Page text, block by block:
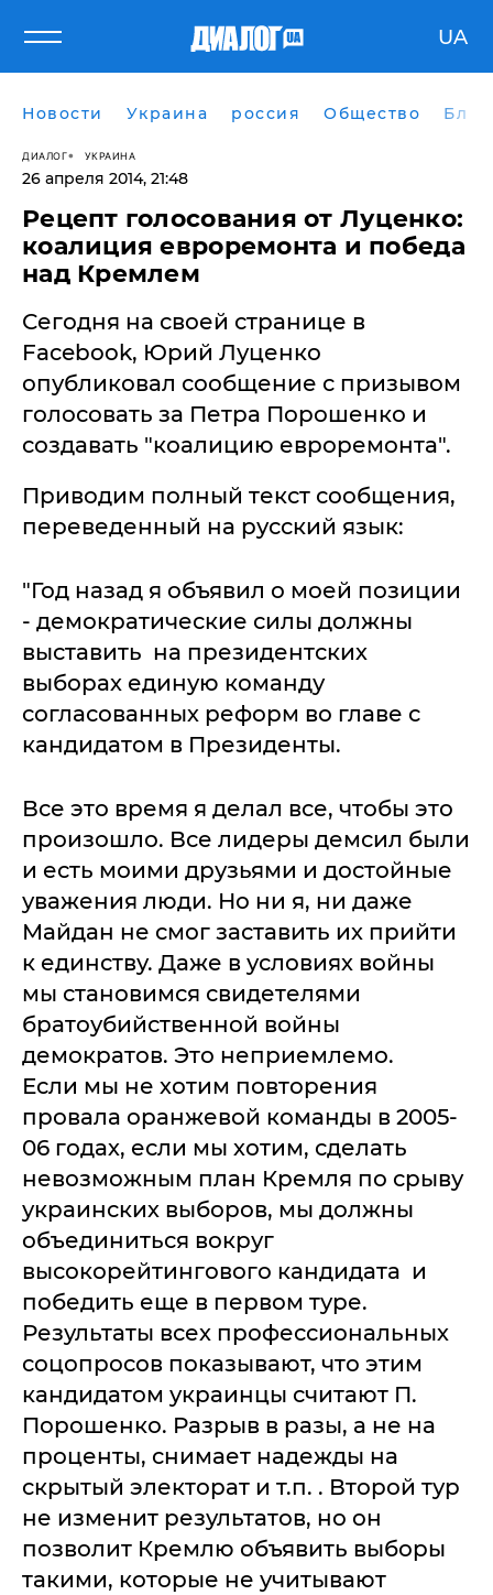
UA
Новости Украина россия Общество
ДИАЛОГ УКРАИНА
26 апреля 2014, 21:48
Рецепт голосования от Луценко:
коалиция евроремонта и победа
над Кремлем
Сегодня на своей странице в
Facebook, Юрий Луценко
опубликовал сообщение с призывом
голосовать за Петра Порошенко и
создавать "коалицию евроремонта".
Приводим полный текст сообщения,
переведенный на русский язык:
"Год назад я объявил о моей позиции
- демократические силы должны
выставить на президентских
выборах единую команду
согласованных реформ во главе с
кандидатом в Президенты.
Все это время я делал все, чтобы это
произошло. Все лидеры демсил были
и есть моими друзьями и достойные
уважения люди. Но ни я, ни даже
Майдан не смог заставить их прийти
к единству. Даже в условиях войны
мы становимся свидетелями
братоубийственной войны
демократов. Это неприемлемо.
Если мы не хотим повторения
провала оранжевой команды в 2005-
06 годах, если мы хотим, сделать
невозможным план Кремля по срыву
украинских выборов, мы должны
объединиться вокруг
высокорейтингового кандидата и
победить еще в первом туре.
Результаты всех профессиональных
соцопросов показывают, что этим
кандидатом украинцы считают П.
Порошенко. Разрыв в разы, а не на
проценты, снимает надежды на
скрытый электорат и т.п. . Второй тур
не изменит результатов, но он
позволит Кремлю объявить выборы
такими, которые не учитывают